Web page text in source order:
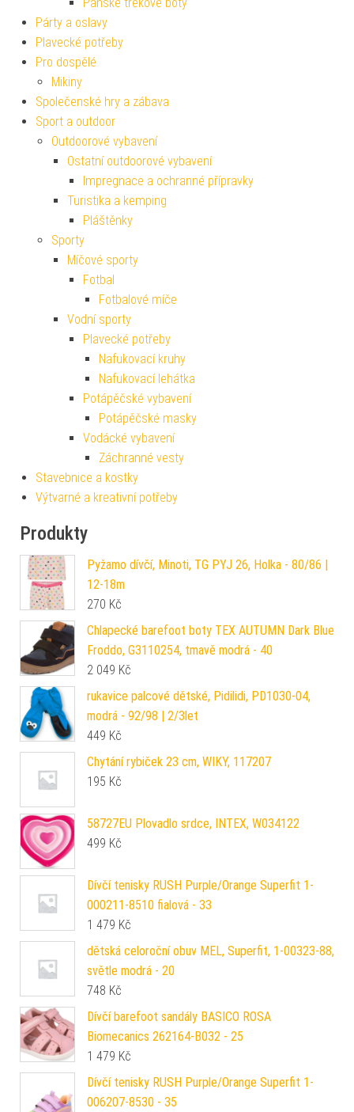
Pánské trekové boty
Párty a oslavy
Plavecké potřeby
Pro dospělé
Mikiny
Společenské hry a zábava
Sport a outdoor
Outdoorové vybavení
Ostatní outdoorové vybavení
Impregnace a ochranné přípravky
Turistika a kemping
Pláštěnky
Sporty
Míčové sporty
Fotbal
Fotbalové míče
Vodní sporty
Plavecké potřeby
Nafukovací kruhy
Nafukovací lehátka
Potápěčské vybavení
Potápěčské masky
Vodácké vybavení
Záchranné vesty
Stavebnice a kostky
Výtvarné a kreativní potřeby
Produkty
Pyžamo dívčí, Minoti, TG PYJ 26, Holka - 80/86 |
12-18m
270 Kč
Chlapecké barefoot boty TEX AUTUMN Dark Blue
Froddo, G3110254, tmavě modrá - 40
2 049 Kč
rukavice palcové dětské, Pidilidi, PD1030-04,
modrá - 92/98 | 2/3let
449 Kč
Chytání rybiček 23 cm, WIKY, 117207
195 Kč
58727EU Plovadlo srdce, INTEX, W034122
499 Kč
Dívčí tenisky RUSH Purple/Orange Superfit 1-
000211-8510 fialová - 33
1 479 Kč
dětská celoroční obuv MEL, Superfit, 1-00323-88,
světle modrá - 20
748 Kč
Dívčí barefoot sandály BASICO ROSA
Biomecanics 262164-B032 - 25
1 479 Kč
Dívčí tenisky RUSH Purple/Orange Superfit 1-
006207-8530 - 35